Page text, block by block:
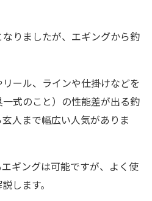
りましたが、エギングから釣
ール、ラインや仕掛けなどを
式のこと）の性能差が出る釣
人まで幅広い人気がありま
ギングは可能ですが、よく使
します。